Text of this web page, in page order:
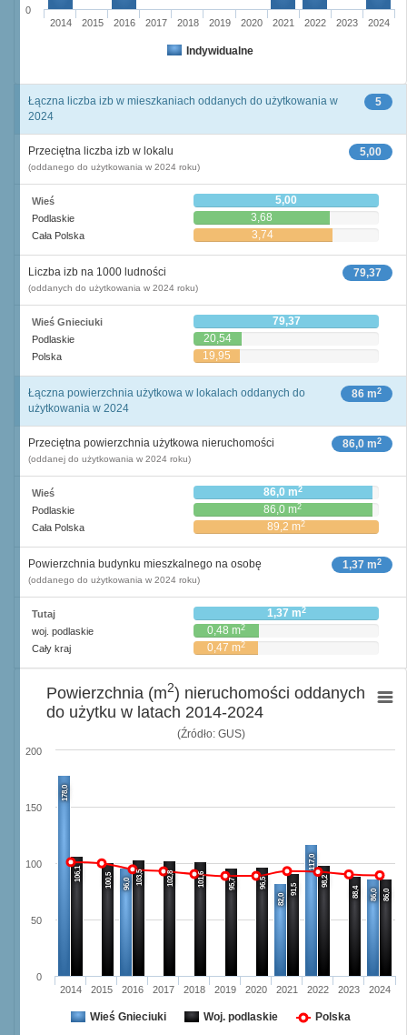
Indywidualne
2014 2015 2016 2017 2018 2019 2020 2021 2022 2023 2024
0
5
Łączna liczba izb w mieszkaniach oddanych do użytkowania w
2024
5,00
Przeciętna liczba izb w lokalu
(oddanego do użytkowania w 2024 roku)
Wieś 5,00
Podlaskie 3,68
Cała Polska 3,74
79,37
Liczba izb na 1000 ludności
(oddanych do użytkowania w 2024 roku)
Wieś Gnieciuki 79,37
Podlaskie 20,54
Polska 19,95
86 m2
Łączna powierzchnia użytkowa w lokalach oddanych do
użytkowania w 2024
86,0 m2
Przeciętna powierzchnia użytkowa nieruchomości
(oddanej do użytkowania w 2024 roku)
Wieś 86,0 m2
Podlaskie 86,0 m2
Cała Polska 89,2 m2
1,37 m2
Powierzchnia budynku mieszkalnego na osobę
(oddanego do użytkowania w 2024 roku)
Tutaj 1,37 m2
woj. podlaskie 0,48 m2
Cały kraj 0,47 m2
(Źródło: GUS)
178,0
96,0
82,0
117,0
86,0
106,1 100,5 103,5 102,8 101,6 95,7 96,5 91,5
98,2
88,4
86,0
2014 2015 2016 2017 2018 2019 2020 2021 2022 2023 2024
0
50
100
150
200
Powierzchnia (m2) nieruchomości oddanych
do użytku w latach 2014-2024
Wieś Gnieciuki Woj. podlaskie Polska